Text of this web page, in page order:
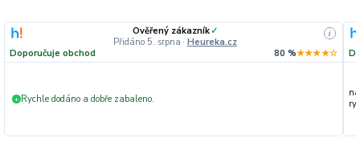
Ověřený zákazník✓
Přidáno 5. srpna · Heureka.cz
i
Doporučuje obchod 80 %★★★★☆
+ Rychle dodáno a dobře zabaleno.